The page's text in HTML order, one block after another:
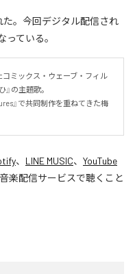
た。今回デジタル配信され
っている。
コミックス・ウェーブ・フィル
の主題歌。
』で共同制作を重ねてきた梅
、 LINE MUSIC、 YouTube
楽配信サービスで聴くこと